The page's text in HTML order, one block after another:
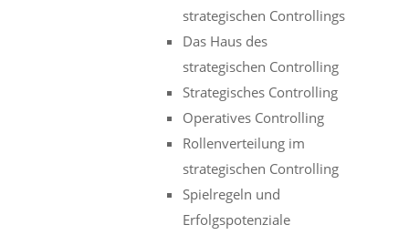
strategischen Controllings
Das Haus des
strategischen Controlling
Strategisches Controlling
Operatives Controlling
Rollenverteilung im
strategischen Controlling
Spielregeln und
Erfolgspotenziale